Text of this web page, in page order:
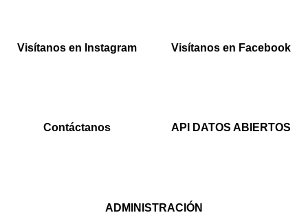
Visítanos en Instagram Visítanos en Facebook
Contáctanos API DATOS ABIERTOS
ADMINISTRACIÓN